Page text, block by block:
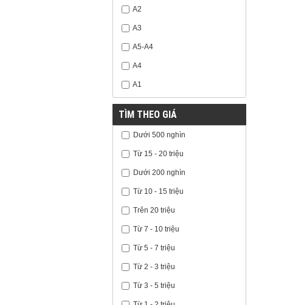
A2
A3
A5-A4
A4
A1
TÌM THEO GIÁ
Dưới 500 nghìn
Từ 15 - 20 triệu
Dưới 200 nghìn
Từ 10 - 15 triệu
Trên 20 triệu
Từ 7 - 10 triệu
Từ 5 - 7 triệu
Từ 2 - 3 triệu
Từ 3 - 5 triệu